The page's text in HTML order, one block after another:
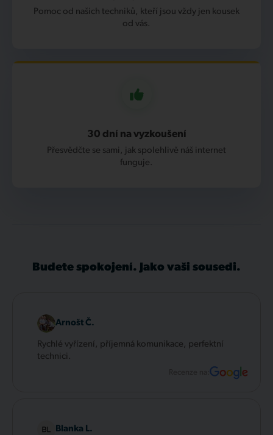
Pomoc od našich techniků, kteří jsou vždy jen kousek
od vás.
30 dní na vyzkoušení
Přesvědčte se sami, jak spolehlivě náš internet
funguje.
Budete spokojení. Jako vaši sousedi.
Arnošt Č.
Rychlé vyřízení, příjemná komunikace, perfektní
technici.
Recenze na:
Blanka L.